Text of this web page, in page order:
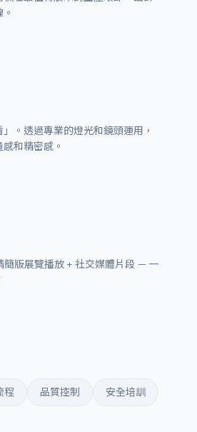
。透過專業的燈光和鏡頭運用，
和精密感。
簡版展覽播放 + 社交媒體片段 — 一
程 品質控制 安全培訓